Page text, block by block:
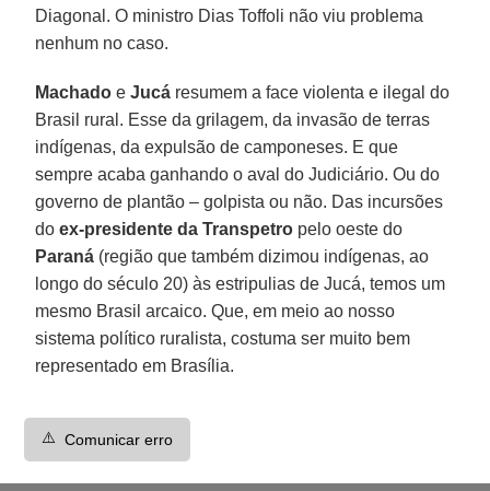
Diagonal. O ministro Dias Toffoli não viu problema
nenhum no caso.
Machado eJucá resumem a face violenta e ilegal do
Brasil rural. Esse da grilagem, da invasão de terras
indígenas, da expulsão de camponeses. E que
sempre acaba ganhando o aval do Judiciário. Ou do
governo de plantão – golpista ou não. Das incursões
doex-presidente da Transpetro pelo oeste do
Paraná (região que também dizimou indígenas, ao
longo do século 20) às estripulias de Jucá, temos um
mesmo Brasil arcaico. Que, em meio ao nosso
sistema político ruralista, costuma ser muito bem
representado em Brasília.
⚠️ Comunicar erro